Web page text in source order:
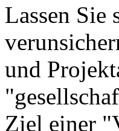
Lassen Sie
und
Ziel einer